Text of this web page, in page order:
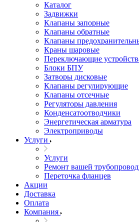
Каталог
Задвижки
Клапаны запорные
Клапаны обратные
Клапаны
Краны шаровые
Переключающие
Блоки БПУ
Затворы дисковые
Клапаны регулирующие
Клапаны отсечные
Регуляторы давления
Конденсатоотводчики
Энергетическая арматура
Электроприводы
Услуги
Услуги
Ремонт вашей
Переточка фланцев
Акции
Доставка
Оплата
Компания